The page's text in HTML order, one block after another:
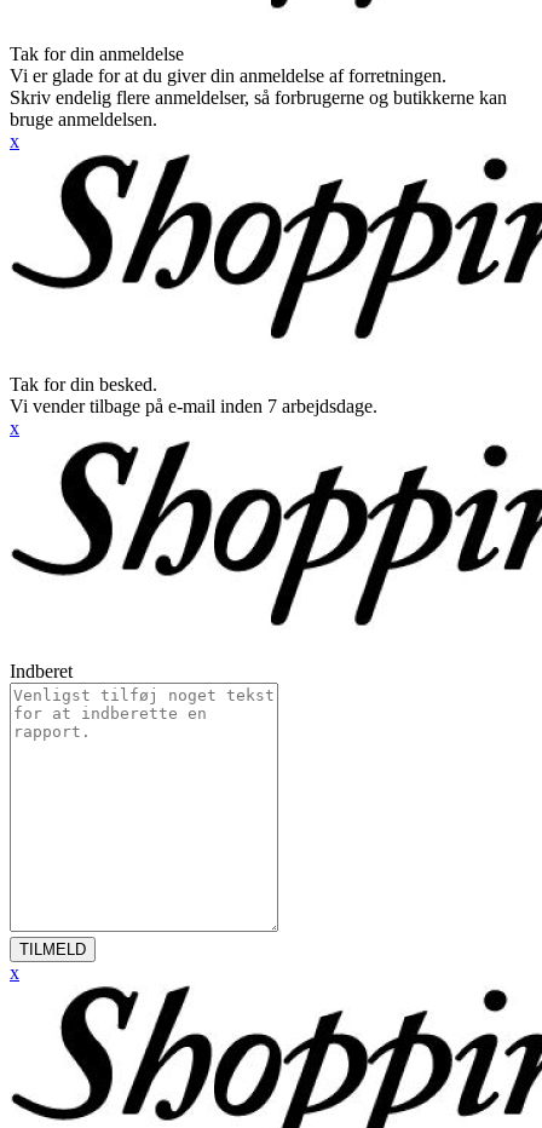
Tak for din anmeldelse
Vi er glade for at du giver din anmeldelse af forretningen.
Skriv endelig flere anmeldelser, så forbrugerne og butikkerne kan
bruge anmeldelsen.
x
Tak for din besked.
Vi vender tilbage på e-mail inden 7 arbejdsdage.
x
Indberet
TILMELD
x